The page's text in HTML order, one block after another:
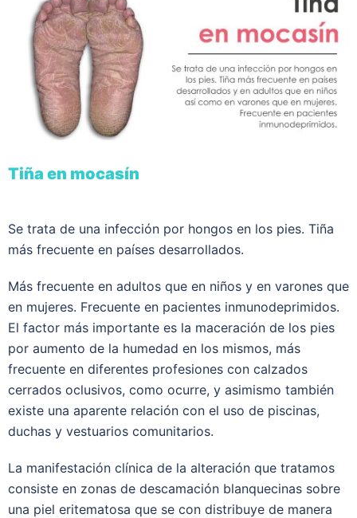
Tiña en mocasín
Se trata de una infección por hongos en los pies. Tiña
más frecuente en países desarrollados.
Más frecuente en adultos que en niños y en varones que
en mujeres. Frecuente en pacientes inmunodeprimidos.
El factor más importante es la maceración de los pies
por aumento de la humedad en los mismos, más
frecuente en diferentes profesiones con calzados
cerrados oclusivos, como ocurre, y asimismo también
existe una aparente relación con el uso de piscinas,
duchas y vestuarios comunitarios.
La manifestación clínica de la alteración que tratamos
consiste en zonas de descamación blanquecinas sobre
una piel eritematosa que se con distribuye de manera